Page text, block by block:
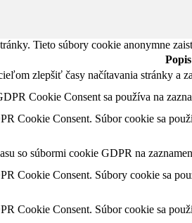
Tieto súbory cookie anonymne
Popis
zlepšiť časy načítavania stránky a
Cookie Consent sa používa na
Cookie Consent. Súbor cookie sa
so súbormi cookie GDPR na
Cookie Consent. Súbory cookie sa
Cookie Consent. Súbor cookie sa